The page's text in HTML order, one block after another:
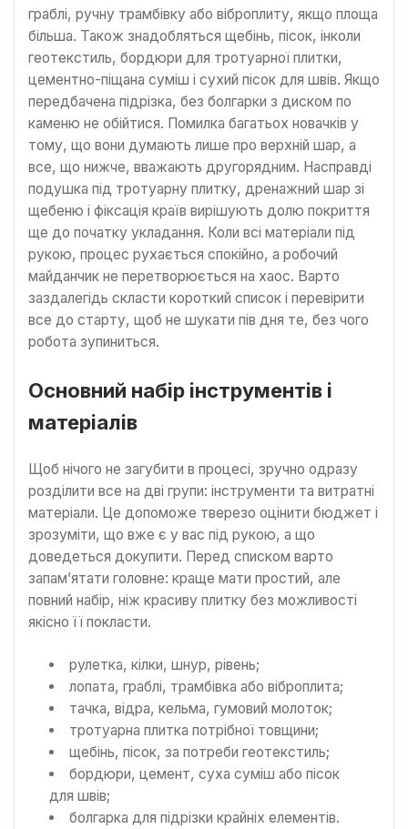
граблі, ручну трамбівку або віброплиту, якщо площа
більша. Також знадобляться щебінь, пісок, інколи
геотекстиль, бордюри для тротуарної плитки,
цементно-піщана суміш і сухий пісок для швів. Якщо
передбачена підрізка, без болгарки з диском по
каменю не обійтися. Помилка багатьох новачків у
тому, що вони думають лише про верхній шар, а
все, що нижче, вважають другорядним. Насправді
подушка під тротуарну плитку, дренажний шар зі
щебеню і фіксація країв вирішують долю покриття
ще до початку укладання. Коли всі матеріали під
рукою, процес рухається спокійно, а робочий
майданчик не перетворюється на хаос. Варто
заздалегідь скласти короткий список і перевірити
все до старту, щоб не шукати пів дня те, без чого
робота зупиниться.
Основний набір інструментів і
матеріалів
Щоб нічого не загубити в процесі, зручно одразу
розділити все на дві групи: інструменти та витратні
матеріали. Це допоможе тверезо оцінити бюджет і
зрозуміти, що вже є у вас під рукою, а що
доведеться докупити. Перед списком варто
запам’ятати головне: краще мати простий, але
повний набір, ніж красиву плитку без можливості
якісно її покласти.
рулетка, кілки, шнур, рівень;
лопата, граблі, трамбівка або віброплита;
тачка, відра, кельма, гумовий молоток;
тротуарна плитка потрібної товщини;
щебінь, пісок, за потреби геотекстиль;
бордюри, цемент, суха суміш або пісок
для швів;
болгарка для підрізки крайніх елементів.